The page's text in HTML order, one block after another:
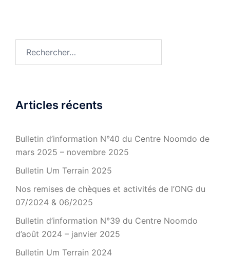
Articles récents
Bulletin d’information N°40 du Centre Noomdo de
mars 2025 – novembre 2025
Bulletin Um Terrain 2025
Nos remises de chèques et activités de l’ONG du
07/2024 & 06/2025
Bulletin d’information N°39 du Centre Noomdo
d’août 2024 – janvier 2025
Bulletin Um Terrain 2024